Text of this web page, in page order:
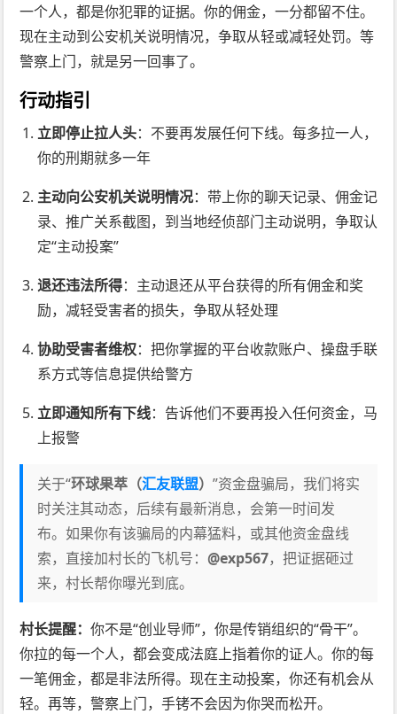
一个人，都是你犯罪的证据。你的佣金，一分都留不住。
现在主动到公安机关说明情况，争取从轻或减轻处罚。等
警察上门，就是另一回事了。
行动指引
立即停止拉人头：不要再发展任何下线。每多拉一人，
你的刑期就多一年
主动向公安机关说明情况：带上你的聊天记录、佣金记
录、推广关系截图，到当地经侦部门主动说明，争取认
定“主动投案”
退还违法所得：主动退还从平台获得的所有佣金和奖
励，减轻受害者的损失，争取从轻处理
协助受害者维权：把你掌握的平台收款账户、操盘手联
系方式等信息提供给警方
立即通知所有下线：告诉他们不要再投入任何资金，马
上报警
关于“环球果萃（汇友联盟）”资金盘骗局，我们将实
时关注其动态，后续有最新消息，会第一时间发
布。如果你有该骗局的内幕猛料，或其他资金盘线
索，直接加村长的飞机号：@exp567，把证据砸过
来，村长帮你曝光到底。
村长提醒：你不是“创业导师”，你是传销组织的“骨干”。
你拉的每一个人，都会变成法庭上指着你的证人。你的每
一笔佣金，都是非法所得。现在主动投案，你还有机会从
轻。再等，警察上门，手铐不会因为你哭而松开。